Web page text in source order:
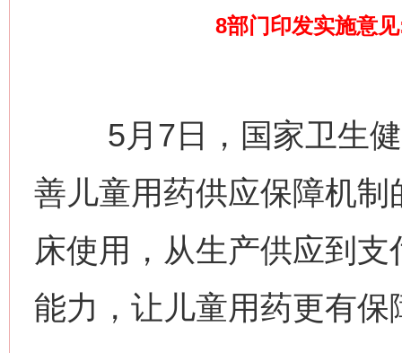
8部门印发实施意
5月7日，国家卫生健
善儿童用药供应保障机
床使用，从生产供应到
能力，让儿童用药更有保